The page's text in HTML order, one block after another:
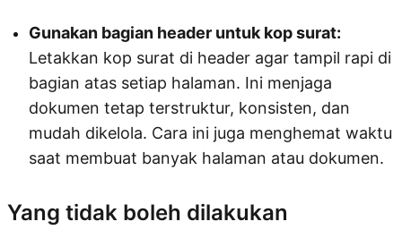
Gunakan bagian header untuk kop surat:
Letakkan kop surat di header agar tampil rapi di
bagian atas setiap halaman. Ini menjaga
dokumen tetap terstruktur, konsisten, dan
mudah dikelola. Cara ini juga menghemat waktu
saat membuat banyak halaman atau dokumen.
Yang tidak boleh dilakukan